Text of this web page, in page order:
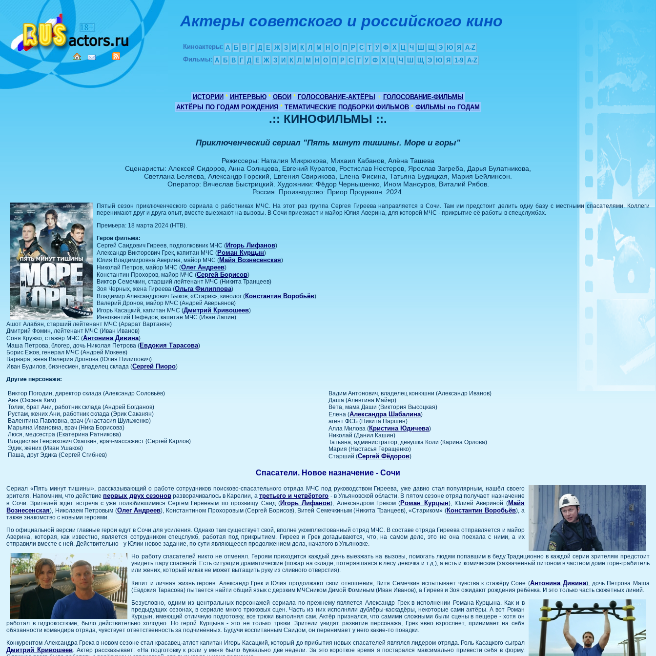
Актеры советского и российского кино
Киноактеры: А Б В Г Д Е Ж З И К Л М Н О П Р С Т У Ф Х Ц Ч Ш Щ Э Ю Я
A-Z
Фильмы: А Б В Г Д Е Ж З И К Л М Н О П Р С Т У Ф Х Ц Ч Ш Щ Э Ю Я 1-9 A-Z
ИСТОРИИ * ИНТЕРВЬЮ * ОБОИ * ГОЛОСОВАНИЕ-АКТЁРЫ + ГОЛОСОВАНИЕ-ФИЛЬМЫ
АКТЁРЫ ПО ГОДАМ РОЖДЕНИЯ * ТЕМАТИЧЕСКИЕ ПОДБОРКИ ФИЛЬМОВ * ФИЛЬМЫ по ГОДАМ
.:: КИНОФИЛЬМЫ ::.
Приключенческий сериал "Пять минут тишины. Море и горы"
Режиссеры: Наталия Микрюкова, Михаил Кабанов, Алёна Ташева
Сценаристы: Алексей Сидоров, Анна Солнцева, Евгений Куратов, Ростислав Нестеров, Ярослав Загреба, Дарья Булатникова,
Светлана Беляева, Александр Горский, Евгения Свирикова, Елена Фисина, Татьяна Будицкая, Мария Бейлинсон.
Оператор: Вячеслав Быстрицкий. Художники: Фёдор Чернышенко, Ином Мансуров, Виталий Рябов.
Россия. Производство: Приор Продакшн. 2024.
Пятый сезон приключенческого сериала о работниках МЧС. На этот раз группа Сергея Гиреева направляется в Сочи. Там им предстоит делить одну базу с местными спасателями. Коллеги
перенимают друг и друга опыт, вместе выезжают на вызовы. В Сочи приезжает и майор Юлия Аверина, для которой МЧС - прикрытие её работы в спецслужбах.
Премьера: 18 марта 2024 (НТВ).
Герои фильма:
Сергей Саидович Гиреев, подполковник МЧС (Игорь Лифанов)
Александр Викторович Грек, капитан МЧС (Роман Курцын)
Юлия Владимировна Аверина, майор МЧС (Майя Вознесенская)
Николай Петров, майор МЧС (Олег Андреев)
Константин Прохоров, майор МЧС (Сергей Борисов)
Виктор Семечкин, старший лейтенант МЧС (Никита Транцеев)
Зоя Черных, жена Гиреева (Ольга Филиппова)
Владимир Александрович Быков, «Старик», кинолог (Константин Воробьёв)
Валерий Дронов, майор МЧС (Андрей Аверьянов)
Игорь Касацкий, капитан МЧС (Дмитрий Кривошеев)
Иннокентий Нефёдов, капитан МЧС (Иван Лапин)
Ашот Алабян, старший лейтенант МЧС (Арарат Вартанян)
Дмитрий Фомин, лейтенант МЧС (Иван Иванов)
Соня Кружко, стажёр МЧС (Антонина Дивина)
Маша Петрова, блогер, дочь Николая Петрова (Евдокия Тарасова)
Борис Ежов, генерал МЧС (Андрей Мокеев)
Варвара, жена Валерия Дронова (Юлия Пилипович)
Иван Будилов, бизнесмен, владелец склада (Сергей Пиоро)
Другие персонажи:
Виктор Погодин, директор склада (Александр Соловьёв)
Аня (Оксана Ким)
Толик, брат Ани, работник склада (Андрей Богданов)
Рустам, жених Ани, работник склада (Эрик Саканян)
Валентина Павловна, врач (Анастасия Шульженко)
Марьяна Ивановна, врач (Ника Борисова)
Люся, медсестра (Екатерина Ратникова)
Владислав Генрихович Охапкин, врач-массажист (Сергей Карлов)
Эдик, жених (Иван Ушаков)
Паша, друг Эдика (Сергей Сгибнев)
Вадим Антонович, владелец конюшни (Александр Иванов)
Даша (Алевтина Майер)
Вета, мама Даши (Виктория Высоцкая)
Елена (Александра Шабалина)
агент ФСБ (Никита Паршин)
Алла Милова (Кристина Юдичева)
Николай (Данил Кашин)
Татьяна, администратор, девушка Коли (Карина Орлова)
Мария (Настасья Геращенко)
Старший (Сергей Фёдоров)
Спасатели. Новое назначение - Сочи
Сериал «Пять минут тишины», рассказывающий о работе сотрудников поисково-спасательного отряда МЧС под руководством Гиреева, уже давно стал популярным, нашёл своего
зрителя. Напомним, что действие первых двух сезоновразворачивалось в Карелии, а третьего и четвёртого - в Ульяновской области. В пятом сезоне отряд получает назначение
в Сочи. Зрителей ждёт встреча с уже полюбившимися Сергем Гиреевым по прозвищу Саид (Игорь Лифанов), Александром Греком (Роман Курцын), Юлией Авериной (Майя
Вознесенская), Николаем Петровым (Олег Андреев), Константином Прохоровым (Сергей Борисов), Витей Семечкиным (Никита Транцеев), «Стариком» (Константин Воробьёв), а
также знакомство с новыми героями.
По официальной версии главные герои едут в Сочи для усиления. Однако там существует свой, вполне укомплектованный отряд МЧС. В составе отряда Гиреева отправляется и майор
Аверина, которая, как известно, является сотрудником спецслужб, работая под прикрытием. Гиреев и Грек догадываются, что, на самом деле, это не она поехала с ними, а их
отправили вместе с ней. Действительно - у Юлии новое задание, по сути являющееся продолжением дела, начатого в Ульяновке.
Но работу спасателей никто не отменял. Героям приходится каждый день выезжать на вызовы, помогать людям попавшим в беду.Традиционно в каждой серии зрителям предстоит
увидеть пару спасений. Есть ситуации драматические (пожар на складе, потерявшаяся в лесу девочка и т.д.), а есть и комические (захваченный питоном в частном доме горе-грабитель
или жених, который никак не может вытащить руку из сливного отверстия).
Кипит и личная жизнь героев. Александр Грек и Юлия продолжают свои отношения, Витя Семечкин испытывает чувства к стажёру Соне (Антонина Дивина), дочь Петрова Маша
(Евдокия Тарасова) пытается найти общий язык с дерзким МЧСником Димой Фоминым (Иван Иванов), а Гиреев и Зоя ожидают рождения ребёнка. И это только часть сюжетных линий.
Безусловно, одним из центральных персонажей сериала по-прежнему является Александр Грек в исполнении Романа Курцына. Как и в
предыдущих сезонах, в сериале много трюковых сцен. Часть из них исполняли дублёры-каскадёры, некоторые сами актёры. А вот Роман
Курцын, имеющий отличную подготовку, все трюки выполнял сам. Актёр признался, что самими сложными были сцены в пещере - хотя он
работал в гидрокостюме, было действительно холодно. Но герой Курцына - это не только трюки. Зрители увидят развитие персонажа, Грек явно взрослеет, принимает на себя
обязанности командира отряда, чувствует ответственность за подчинённых. Будучи воспитанным Саидом, он перенимает у него какие-то повадки.
Конкурентом Александра Грека в новом сезоне стал красавец-атлет капитан Игорь Касацкий, который до прибытия новых спасателей являлся лидером отряда. Роль Касацкого сыграл
Дмитрий Кривошеев. Актёр рассказывает: «На подготовку к роли у меня было буквально две недели. За это короткое время я постарался максимально привести себя в форму.